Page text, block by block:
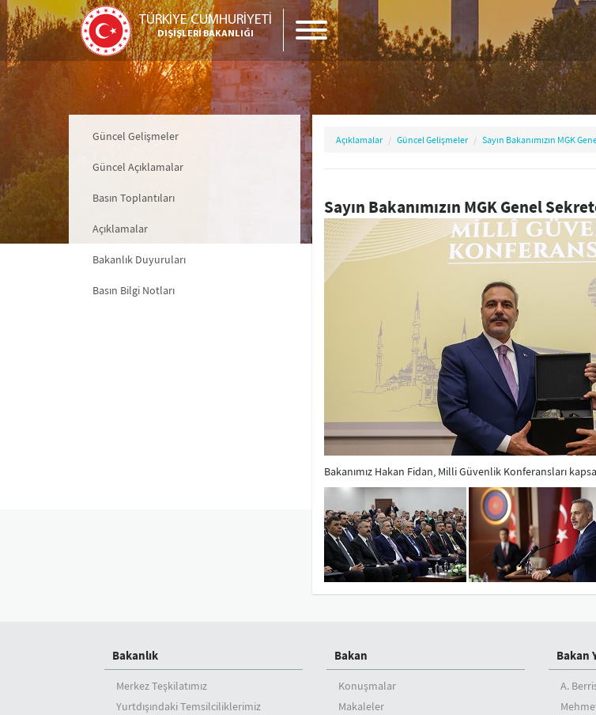
TÜRKİYE CUMHURİYETİ
DIŞİŞLERİ BAKANLIĞI
Güncel Gelişmeler
Güncel Açıklamalar
Basın Toplantıları
Açıklamalar
Bakanlık Duyuruları
Basın Bilgi Notları
Açıklamalar Güncel Gelişmeler Sayın Bakanımızın MGK
Sayın Bakanımızın MGK Genel
Bakanımız Hakan Fidan, Milli Güvenlik Konferansları
Bakanlık
Merkez Teşkilatımız
Yurtdışındaki Temsilciliklerimiz
Bakan
Konuşmalar
Makaleler
Bakan
A.